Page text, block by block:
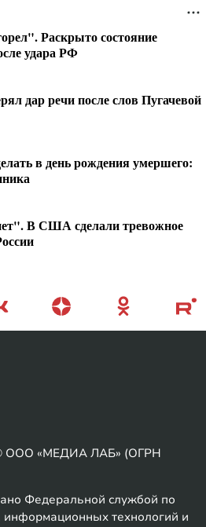
Раскрыто состояние
удара РФ
дар речи после слов Пугачевой
в день рождения умершего:
В США сделали тревожное
ООО «МЕДИА ЛАБ» (ОГРН
Федеральной службой по
информационных технологий и